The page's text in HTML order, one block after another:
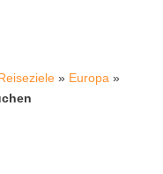
» Europa »